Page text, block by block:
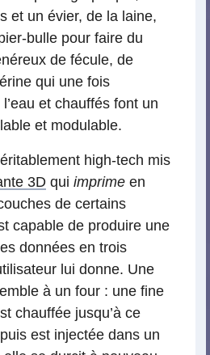
et un évier, de la laine,
bulle pour faire du
de fécule, de
qui une fois
et chauffés font un
et modulable.
high-tech mis
3D qui imprime en
de certains
capable de produire une
données en trois
lui donne. Une
à un four : une fine
chauffée jusqu’à ce
est injectée dans un